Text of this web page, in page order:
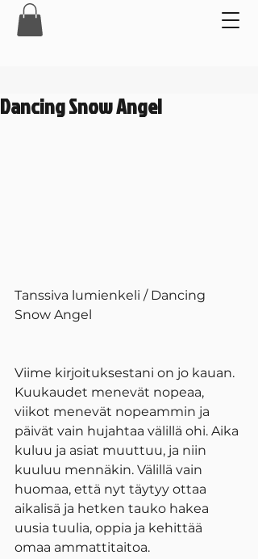
Dancing Snow Angel
Tanssiva lumienkeli / Dancing
Snow Angel
Viime kirjoituksestani on jo kauan.
Kuukaudet menevät nopeaa,
viikot menevät nopeammin ja
päivät vain hujahtaa välillä ohi. Aika
kuluu ja asiat muuttuu, ja niin
kuuluu mennäkin. Välillä vain
huomaa, että nyt täytyy ottaa
aikalisä ja hetken tauko hakea
uusia tuulia, oppia ja kehittää
omaa ammattitaitoa.